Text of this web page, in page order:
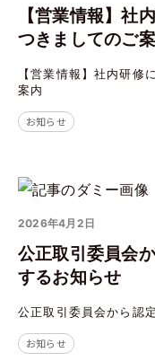
【営業情報】社
つきましてのご
【営業情報】社内研修
案内
お知らせ
2026年4月2日
公正取引委員会
するお知らせ
公正取引委員会から認
お知らせ